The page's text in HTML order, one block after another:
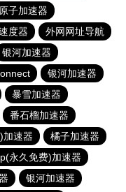
原子加速器
度器
外网网址导航
银河加速器
银河加速器
暴雪加速器
番石榴加速器
加速器
橘子加速器
永久免费)加速器
银河加速器